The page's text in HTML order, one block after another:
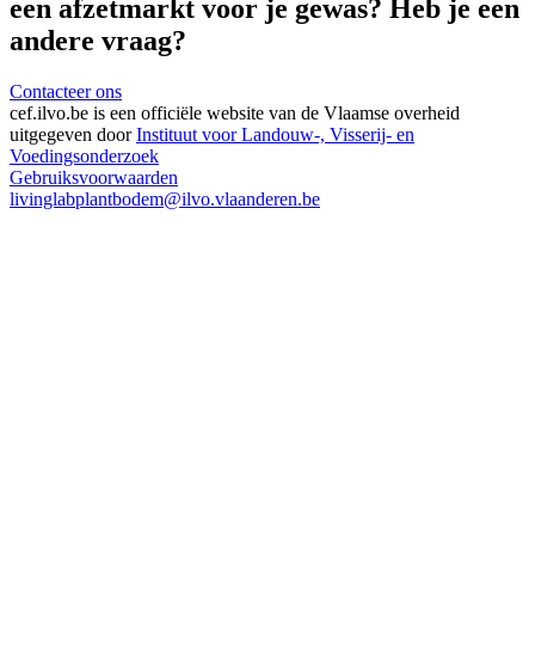
een afzetmarkt voor je gewas? Heb je een
andere vraag?
Contacteer ons
cef.ilvo.be is een officiële website van de Vlaamse overheid
uitgegeven doorInstituut voor Landouw-, Visserij- en
Voedingsonderzoek
Gebruiksvoorwaarden
livinglabplantbodem@ilvo.vlaanderen.be